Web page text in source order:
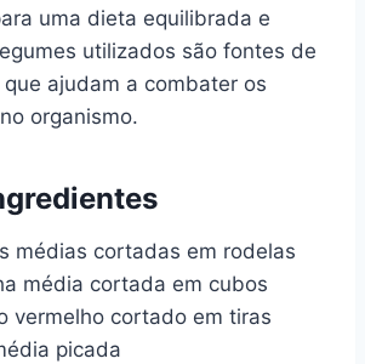
uma dieta equilibrada e
utilizados são fontes de
ajudam a combater os
organismo.
médias cortadas em rodelas
média cortada em cubos
vermelho cortado em tiras
picada